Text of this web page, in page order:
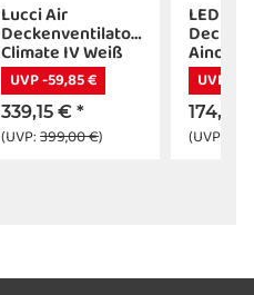
Lucci Air
Deckenventilator
Climate IV Weiß
mit LED
Beleuchtung
UVP -59,85 €
339,15 € *
(UVP:399,00 €)
LED
Ainos
UVP -
(UVP: